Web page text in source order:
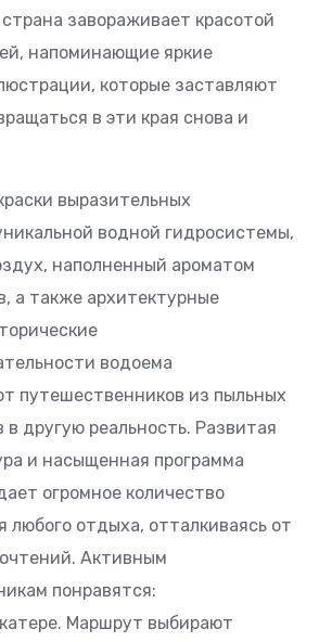
завораживает красотой
напоминающие яркие
которые заставляют
в эти края снова и
выразительных
водной гидросистемы,
наполненный ароматом
а также архитектурные
водоема
путешественников из пыльных
в другую реальность. Развитая
и насыщенная программа
огромное количество
любого отдыха, отталкиваясь от
Активным
понравятся:
Маршрут выбирают